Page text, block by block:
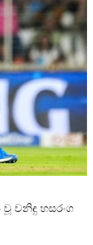
වනිඳු හසරංග